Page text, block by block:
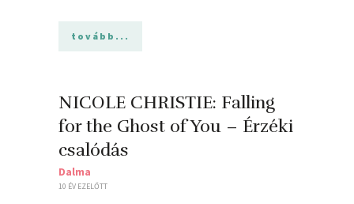
tovább...
NICOLE CHRISTIE: Falling
for the Ghost of You – Érzéki
csalódás
Dalma
10 ÉV EZELŐTT